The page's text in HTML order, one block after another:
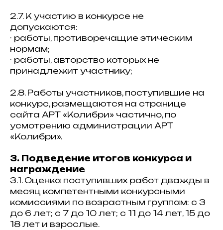
2.7. К участию в конкурсе не
допускаются:
· работы, противоречащие этическим
нормам;
· работы, авторство которых не
принадлежит участнику;
2.8. Работы участников, поступившие на
конкурс, размещаются на странице
сайта АРТ «Колибри» частично, по
усмотрению администрации АРТ
«Колибри».
3. Подведение итогов конкурса и
награждение
3.1. Оценка поступивших работ дважды в
месяц компетентными конкурсными
комиссиями по возрастным группам: с 3
до 6 лет; с 7 до 10 лет; с 11 до 14 лет, 15 до
18 лет и взрослые.